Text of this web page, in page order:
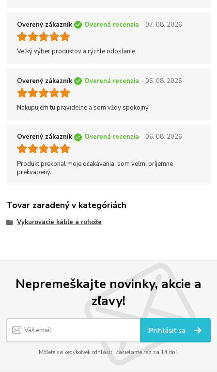
Overený zákazník Overená recenzia - 07. 08. 2026
Veľký výber produktov a rýchle odoslanie.
Overený zákazník Overená recenzia - 06. 08. 2026
Nakupujem tu pravidelne a som vždy spokojný.
Overený zákazník Overená recenzia - 06. 08. 2026
Produkt prekonal moje očakávania, som veľmi príjemne
prekvapený.
Tovar zaradený v kategóriách
Vykurovacie káble a rohože
Nepremeškajte novinky, akcie a
zľavy!
Prihlásiť sa
Môžete sa kedykoľvek odhlásiť. Zasielame raz za 14 dní.